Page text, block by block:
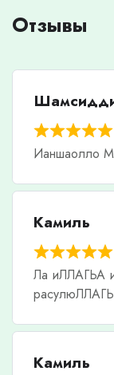
Отзывы
Ианшаолло
Камиль
Ла иЛЛАГЬА
Камиль